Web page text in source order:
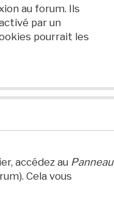
au forum. Ils
par un
pourrait les
accédez au Panneau
Cela vous